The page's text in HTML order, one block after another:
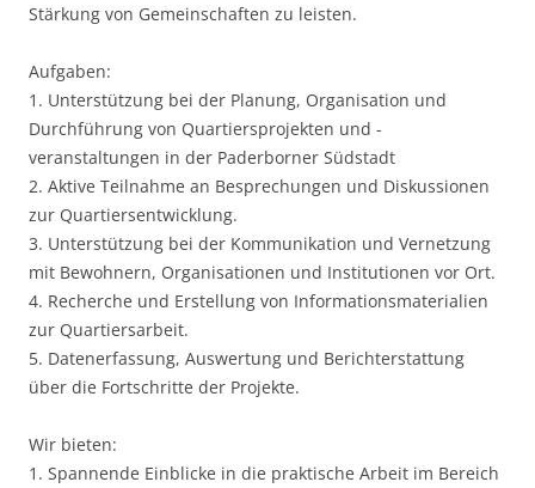
Stärkung von Gemeinschaften zu leisten.
Aufgaben:
1. Unterstützung bei der Planung, Organisation und
Durchführung von Quartiersprojekten und -
veranstaltungen in der Paderborner Südstadt
2. Aktive Teilnahme an Besprechungen und Diskussionen
zur Quartiersentwicklung.
3. Unterstützung bei der Kommunikation und Vernetzung
mit Bewohnern, Organisationen und Institutionen vor Ort.
4. Recherche und Erstellung von Informationsmaterialien
zur Quartiersarbeit.
5. Datenerfassung, Auswertung und Berichterstattung
über die Fortschritte der Projekte.
Wir bieten:
1. Spannende Einblicke in die praktische Arbeit im Bereich